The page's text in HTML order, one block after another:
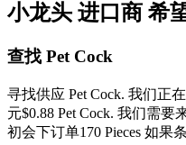
小龙头 进口商 希
查找 Pet Cock
寻找供应 Pet Cock. 我们正
元$0.88 Pet Cock. 我们需
初会下订单170 Pieces 如果